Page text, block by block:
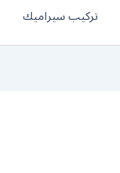
تركيب سيراميك